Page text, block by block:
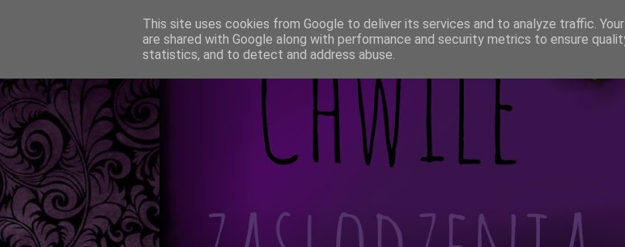
This site uses cookies from Google to deliver its services and to analyze traffic.
are shared with Google along with performance and security metrics to ensure
statistics, and to detect and address abuse.